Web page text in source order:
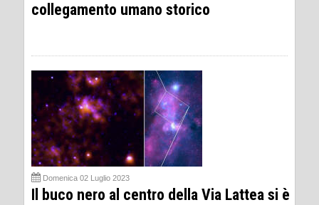
collegamento umano storico
Domenica 02 Luglio 2023
Il buco nero al centro della Via Lattea si è